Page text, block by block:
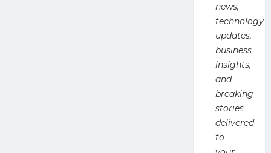
news,
technology
updates,
business
insights,
and
breaking
stories
delivered
to